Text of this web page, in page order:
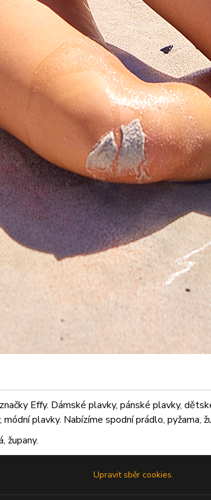
Effy. Dámské plavky, pánské plavky,
plavky. Nabízíme spodní prádlo, pyžama,
župany.
Upravit sběr cookies.